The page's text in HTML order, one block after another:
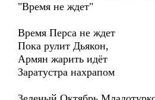
"Время не ждет"
Время Перса не ждет
Пока рулит Дьякон,
Армян жарить идёт
Заратустра нахрапом